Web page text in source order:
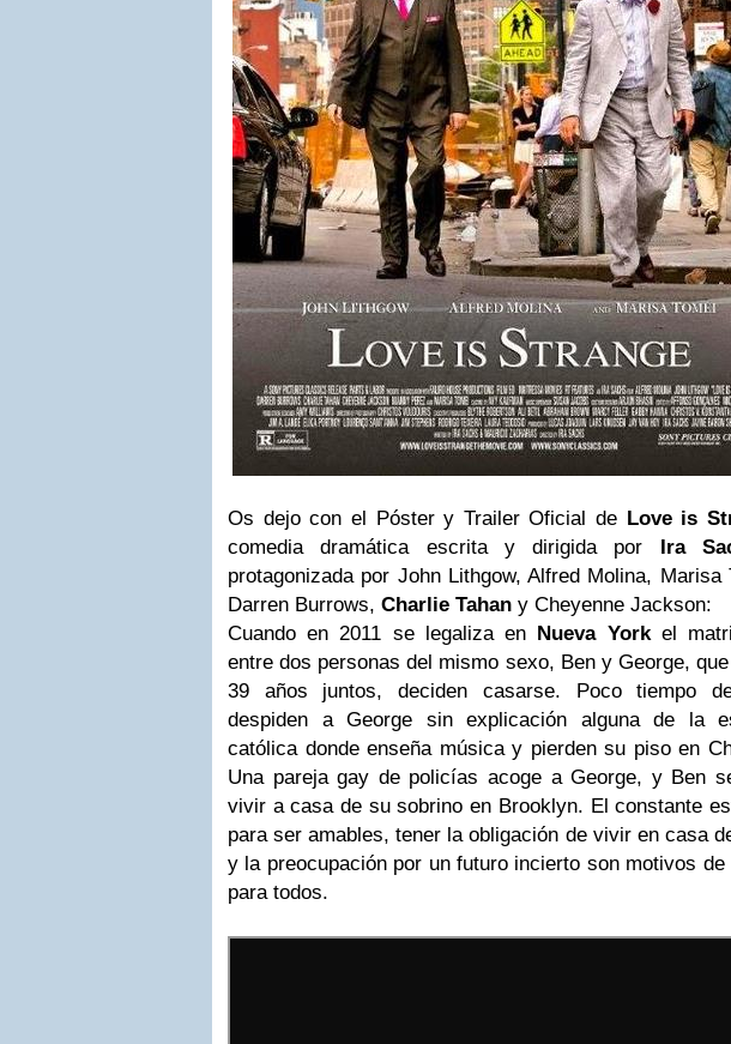
Os dejo con el Póster y Trailer Oficial de Love is
comedia dramática escrita y dirigida por Ira
protagonizada por John Lithgow, Alfred Molina, Marisa
Darren Burrows, Charlie Tahan y Cheyenne Jackson:
Cuando en 2011 se legaliza en Nueva Yorkel
entre dos personas del mismo sexo, Ben y George,
39 años juntos, deciden casarse. Poco tiempo
despiden a George sin explicación alguna de la
católica donde enseña música y pierden su piso en
Una pareja gay de policías acoge a George, y Ben
vivir a casa de su sobrino en Brooklyn. El constante
para ser amables, tener la obligación de vivir en casa
y la preocupación por un futuro incierto son motivos de
para todos.